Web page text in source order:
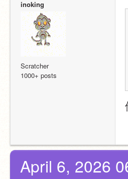
inoking
Scratcher
1000+ posts
April 6, 2026